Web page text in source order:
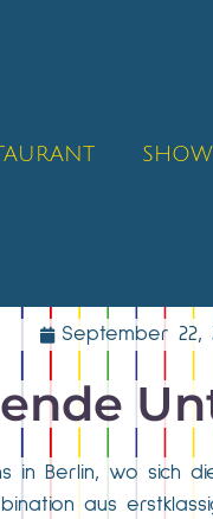
SHOW
September 22,
Berlin, wo sich
aus